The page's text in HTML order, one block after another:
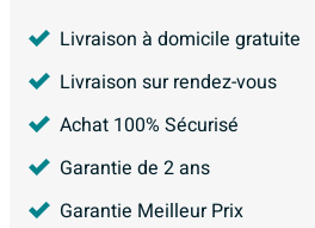
Livraison à domicile gratuite
Livraison sur rendez-vous
Achat 100% Sécurisé
Garantie de 2 ans
Garantie Meilleur Prix